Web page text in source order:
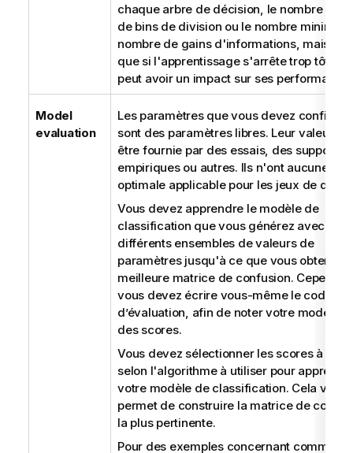
chaque arbre de décision, le nombre
de bins de division ou le nombre
nombre de gains d'informations, mais
que si l'apprentissage s'arrête trop tôt,
peut avoir un impact sur ses
Model
evaluation
Les paramètres que vous devez
sont des paramètres libres. Leur valeur
être fournie par des essais, des
empiriques ou autres. Ils n'ont aucune
optimale applicable pour les jeux de
Vous devez apprendre le modèle de
classification que vous générez avec
différents ensembles de valeurs de
paramètres jusqu'à ce que vous obteniez
meilleure matrice de confusion.
vous devez écrire vous-même le code
d’évaluation, afin de noter votre modèle
des scores.
Vous devez sélectionner les scores à
selon l'algorithme à utiliser pour
votre modèle de classification. Cela vous
permet de construire la matrice de
la plus pertinente.
Pour des exemples concernant comment